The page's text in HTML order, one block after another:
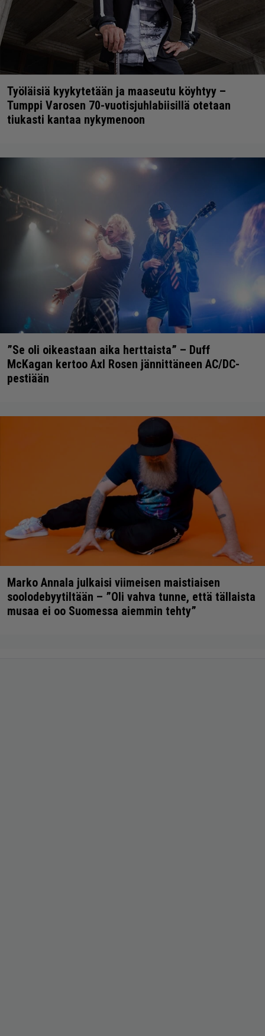
Työläisiä kyykytetään ja maaseutu köyhtyy –
Tumppi Varosen 70-vuotisjuhlabiisillä otetaan
tiukasti kantaa nykymenoon
”Se oli oikeastaan aika herttaista” – Duff
McKagan kertoo Axl Rosen jännittäneen AC/DC-
pestiään
Marko Annala julkaisi viimeisen maistiaisen
soolodebyytiltään – ”Oli vahva tunne, että tällaista
musaa ei oo Suomessa aiemmin tehty”